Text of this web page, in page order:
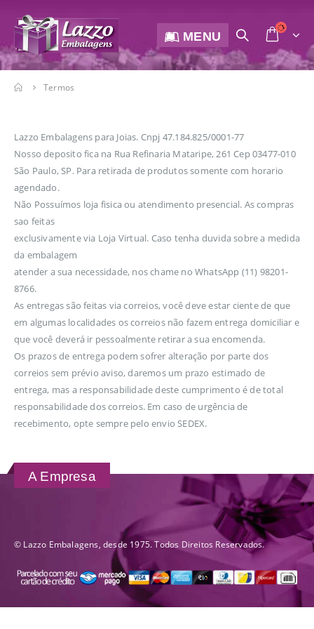
MENU
Termos
Lazzo Embalagens para Joias. Cnpj 47.184.825/0001-77
Nosso deposito fica na Rua Refinaria Mataripe, 261 Cep 03477-010
São Paulo, SP. Para retirada de produtos somente com horario
agendado.
Não Possuímos loja fisica ou atendimento presencial. As compras
sao feitas
exclusivamente via Loja Virtual. Caso tenha duvida sobre a medida
da embalagem
atender a sua necessidade, nos chame no WhatsApp (11) 98201-
8766.
As entregas são feitas via correios, você deve estar ciente de que
em algumas localidades os correios não fazem entrega domiciliar e
que você deverá ir pessoalmente retirar a sua encomenda.
Os prazos de entrega podem sofrer alteração por parte dos
correios sem prévio aviso, daremos um prazo estimado de
entrega, mas a responsabilidade deste cumprimento é de total
responsabilidade dos correios. Em caso de urgência de
recebimento, opte sempre pelo envio SEDEX.
A Empresa
© Lazzo Embalagens, desde 1975. Todos Direitos Reservados.